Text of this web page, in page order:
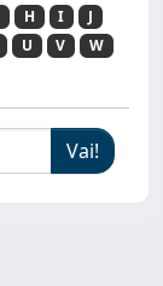
H I
J
U V
W